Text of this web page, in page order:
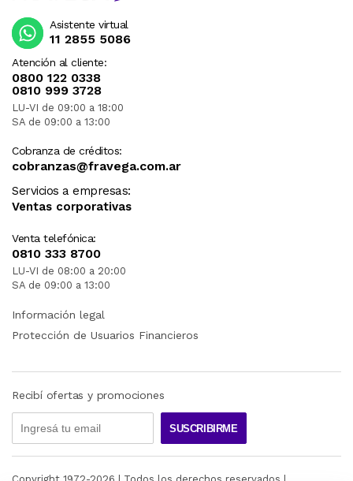
Atención al cliente:
0800 122 0338
0810 999 3728
LU-VI de 09:00 a 18:00
SA de 09:00 a 13:00
Cobranza de créditos:
cobranzas@fravega.com.ar
Servicios a empresas:
Ventas corporativas
Venta telefónica:
0810 333 8700
LU-VI de 08:00 a 20:00
SA de 09:00 a 13:00
Asistente virtual
11 2855 5086
Información legal
Protección de Usuarios Financieros
Recibí ofertas y promociones
SUSCRIBIRME